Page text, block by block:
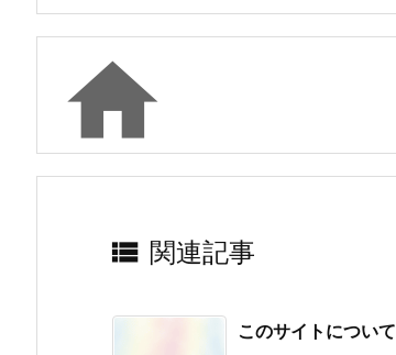

 関連記事
このサイトについて